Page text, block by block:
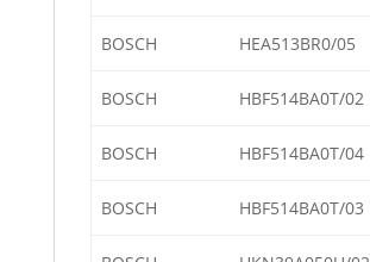
BOSCH HEA513BR0/05
BOSCH HBF514BA0T/02
BOSCH HBF514BA0T/04
BOSCH HBF514BA0T/03